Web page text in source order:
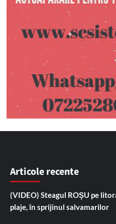
Articole recente
(VIDEO) Steagul ROȘU pe
plaje, în sprijinul salvamarilor